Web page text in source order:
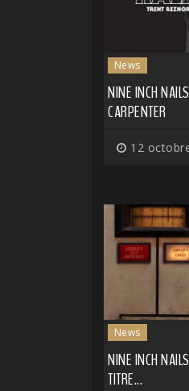
News
NINE INCH
CARPENTER
12
News
NINE INCH
TITRE...